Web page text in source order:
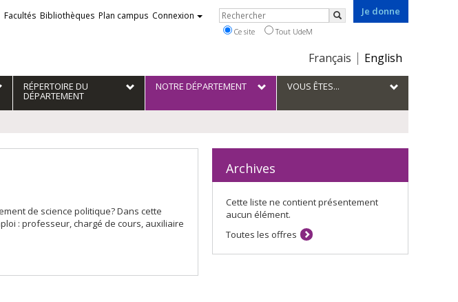
Je donne
Choix
la
langue
Français English
Facultés Bibliothèques Plan campus Connexion Rechercher
Rechercher
Ce site Tout UdeM
RÉPERTOIRE DU
DÉPARTEMENT
NOTRE DÉPARTEMENT VOUS ÊTES...
de science politique? Dans cette
: professeur, chargé de cours, auxiliaire
Archives
Cette liste ne contient présentement
aucun élément.
Toutes les offres